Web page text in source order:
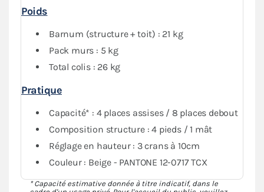
Poids
Barnum (structure + toit) : 21 kg
Pack murs : 5 kg
Total colis : 26 kg
Pratique
Capacité* : 4 places assises / 8 places debout
Composition structure : 4 pieds / 1 mât
Réglage en hauteur : 3 crans à 10cm
Couleur : Beige - PANTONE 12-0717 TCX
* Capacité estimative donnée à titre indicatif, dans le